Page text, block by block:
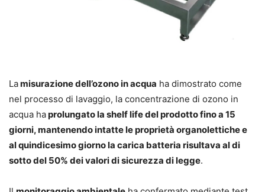
Lamisurazione dell’ozono in acqua ha dimostrato come
nel processo di lavaggio, la concentrazione di ozono in
acqua haprolungato la shelf life del prodotto fino a 15
giorni, mantenendo intatte le proprietà organolettiche e
al quindicesimo giorno la carica batteria risultava al di
sotto del 50% dei valori di sicurezza di legge.